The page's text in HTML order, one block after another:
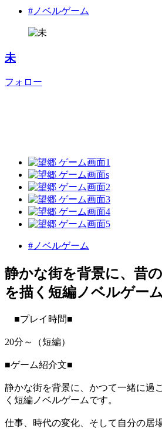
#ノベルゲーム
未
フォロー
#ノベルゲーム
静かな街を背景に、昔
を描く短編ノベルゲーム
■プレイ時間■
20分～（短編）
■ゲーム紹介文■
静かな街を背景に、かつて一緒に過
く短編ノベルゲームです。
仕事、時代の変化、そして自分の居